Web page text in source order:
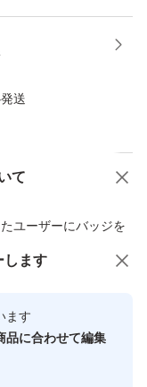
送
て
ユーザーにバッジを
ーザーです
商品への質問
します
ます
品に合わせて編集